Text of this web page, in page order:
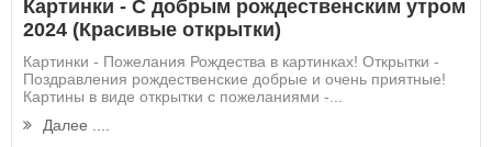
Картинки - С добрым рождественским утром
2024 (Красивые открытки)
Картинки - Пожелания Рождества в картинках! Открытки -
Поздравления рождественские добрые и очень приятные!
Картины в виде открытки с пожеланиями -...
Далее ....